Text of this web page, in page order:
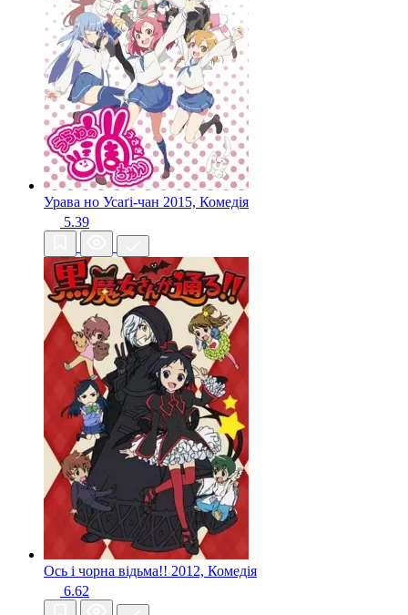
Урава но Усаґі-чан 2015, Комедія
5.39
Ось і чорна відьма!! 2012, Комедія
6.62